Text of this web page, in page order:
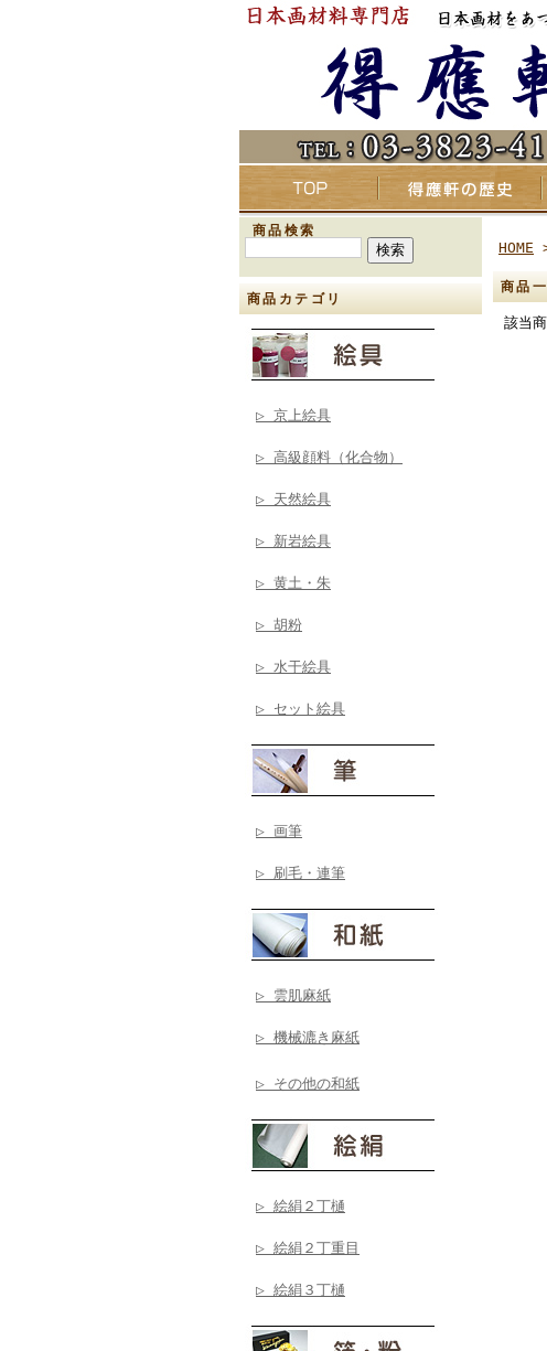
商品検索
商品カテゴリ
▷ 京上絵具
▷ 高級顔料（化合物）
▷ 天然絵具
▷ 新岩絵具
▷ 黄土・朱
▷ 胡粉
▷ 水干絵具
▷ セット絵具
▷ 画筆
▷ 刷毛・連筆
▷ 雲肌麻紙
▷ 機械漉き麻紙
▷ その他の和紙
▷ 絵絹２丁樋
▷ 絵絹２丁重目
▷ 絵絹３丁樋
HOME
商品
該当